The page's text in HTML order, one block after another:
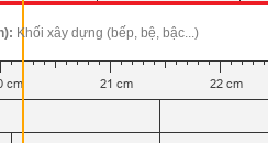
Khối xây dựng (bếp, bệ, bậc...)